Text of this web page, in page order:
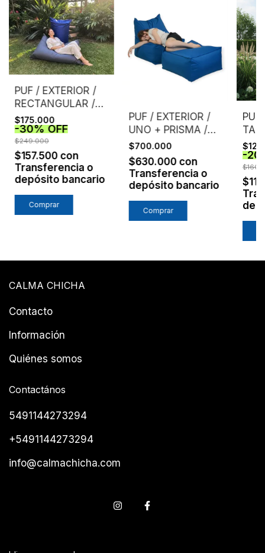
PUF / EXTERIOR /
RECTANGULAR /
GRIS
$175.000
-30%OFF
$249.000
$157.500 con
Transferencia o
depósito bancario
PUF / EXTERIOR /
UNO + PRISMA /
AZUL
$700.000
$630.000 con
Transferencia o
depósito bancario
PUF
-20
CALMA CHICHA
Contacto
Información
Quiénes somos
Contactános
5491144273294
+5491144273294
info@calmachicha.com